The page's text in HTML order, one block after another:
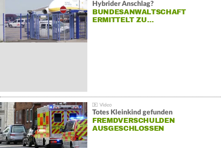
Hybrider Anschlag?
BUNDESANWALTSCHAFT
ERMITTELT ZU…
Totes Kleinkind gefunden
FREMDVERSCHULDEN
AUSGESCHLOSSEN